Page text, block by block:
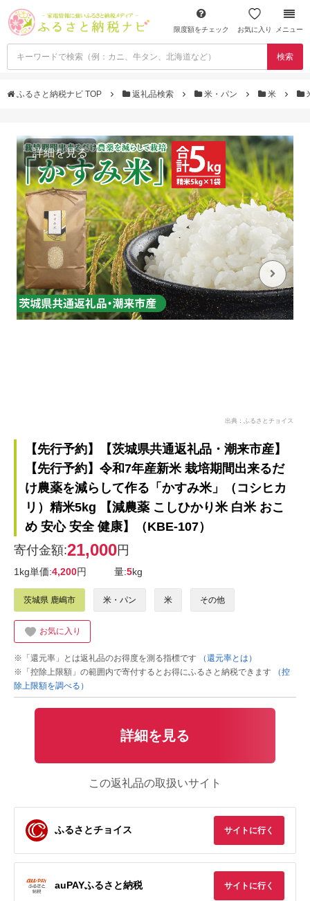
限度額をチェック お気に入り メニュー
検索
ふるさと納税ナビ TOP 返礼品検索 米・パン 米
詳細を見る
出典：ふるさとチョイス
【先行予約】【茨城県共通返礼品・潮来市産】
【先行予約】令和7年産新米 栽培期間出来るだ
け農薬を減らして作る「かすみ米」（コシヒカ
リ）精米5kg 【減農薬 こしひかり米 白米 おこ
め 安心 安全 健康】（KBE-107）
寄付金額:21,000円
1kg単価:4,200円 量:5kg
茨城県 鹿嶋市 米・パン 米 その他
お気に入り
※「還元率」とは返礼品のお得度を測る指標です
（還元率とは）
※「控除上限額」の範囲内で寄付するとお得にふるさと納税できます
（控
除上限額を調べる）
詳細を見る
この返礼品の取扱いサイト
ふるさとチョイス サイトに行く
auPAYふるさと納税 サイトに行く